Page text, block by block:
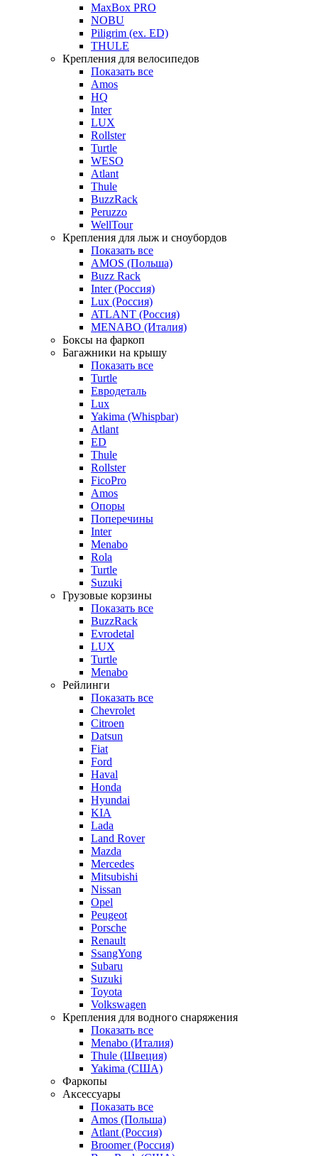
MaxBox PRO
NOBU
Piligrim (ex. ED)
THULE
Крепления для велосипедов
Показать все
Amos
HQ
Inter
LUX
Rollster
Turtle
WESO
Atlant
Thule
BuzzRack
Peruzzo
WellTour
Крепления для лыж и сноубордов
Показать все
AMOS (Польша)
Buzz Rack
Inter (Россия)
Lux (Россия)
ATLANT (Россия)
MENABO (Италия)
Боксы на фаркоп
Багажники на крышу
Показать все
Turtle
Евродеталь
Lux
Yakima (Whispbar)
Atlant
ED
Thule
Rollster
FicoPro
Amos
Опоры
Поперечины
Inter
Menabo
Rola
Turtle
Suzuki
Грузовые корзины
Показать все
BuzzRack
Evrodetal
LUX
Turtle
Menabo
Рейлинги
Показать все
Chevrolet
Citroen
Datsun
Fiat
Ford
Haval
Honda
Hyundai
KIA
Lada
Land Rover
Mazda
Mercedes
Mitsubishi
Nissan
Opel
Peugeot
Porsche
Renault
SsangYong
Subaru
Suzuki
Toyota
Volkswagen
Крепления для водного снаряжения
Показать все
Menabo (Италия)
Thule (Швеция)
Yakima (США)
Фаркопы
Аксессуары
Показать все
Amos (Польша)
Atlant (Россия)
Broomer (Россия)